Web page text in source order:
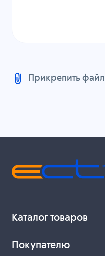
Прикрепить файл
Каталог товаров
Покупателю